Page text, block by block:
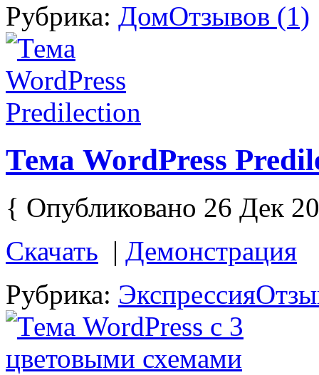
Рубрика: ДомОтзывов (1)
Тема WordPress
{ Опубликовано 26 Дек
Скачать | Демонстрация
Рубрика: Экспрессия